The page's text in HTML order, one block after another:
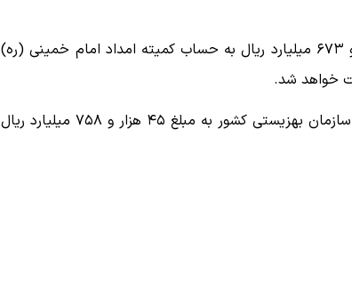
مستمری خرداد سال جاری مددجویان کمیته امداد به مبلغ ۷۹ هزار و ۶۷۳ میلیارد ریال به حساب کمیته امداد امام خمینی (ره)
خواهد شد.
همچنین مستمری مددجویان و خانوارهای پشت نوبتی تحت پوشش سازمان بهزیستی کشور به مبلغ ۴۵ هزار و ۷۵۸ میلیارد ریال